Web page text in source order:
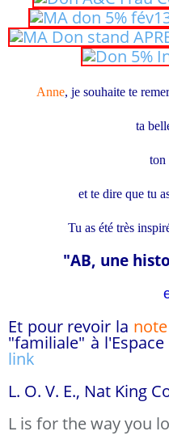
Anne, je souhaite te
ta
ton
et te dire que tu
Tu as été très
"AB, une
Et pour revoir la
"familiale" à
link
L. O. V. E., Nat King
L is for the way you